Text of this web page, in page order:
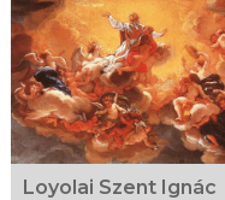
Kapcsolódó
fotógaléria
Loyolai Szent Ignác